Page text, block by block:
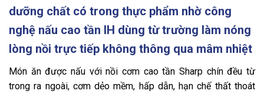
dưỡng chất có trong thực phẩm nhờ công
nghệ nấu cao tần IH dùng từ trường làm nóng
lòng nồi trực tiếp không thông qua mâm nhiệt
Món ăn được nấu với nồi cơm cao tần Sharp chín đều từ
trong ra ngoài, cơm dẻo mềm, hấp dẫn, hạn chế thất thoát